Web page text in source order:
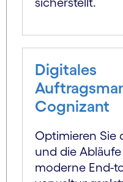
Digitales
Cognizant
Optimieren Sie
und die
moderne End-